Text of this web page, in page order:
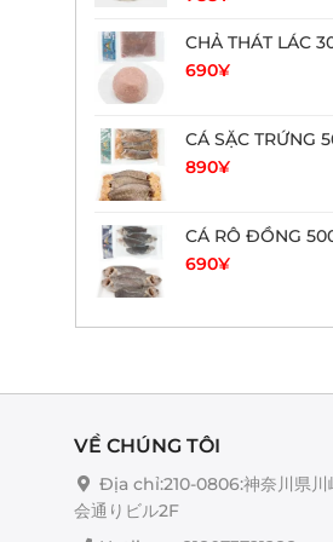
CHẢ THÁT LÁC
690¥
CÁ SẶC TRỨNG
890¥
CÁ RÔ ĐỒNG
690¥
VỀ CHÚNG TÔI
Địa chỉ:210-0806:神奈川県川
会通りビル2F